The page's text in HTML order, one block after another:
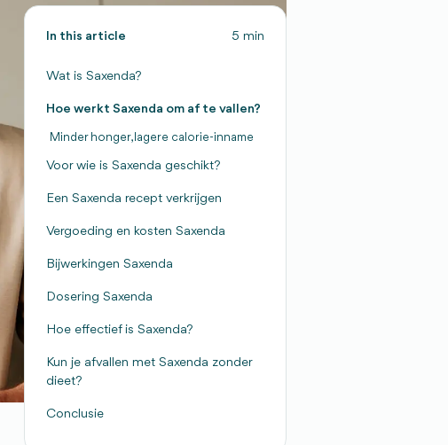
In this article 5 min
Wat is Saxenda?
Hoe werkt Saxenda om af te vallen?
Minder honger, lagere calorie-inname
Voor wie is Saxenda geschikt?
Een Saxenda recept verkrijgen
Vergoeding en kosten Saxenda
Bijwerkingen Saxenda
Dosering Saxenda
Hoe effectief is Saxenda?
Kun je afvallen met Saxenda zonder
dieet?
Conclusie